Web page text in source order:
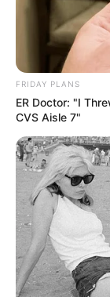
FRIDAY PLANS
ER Doctor: "I
CVS Aisle 7"